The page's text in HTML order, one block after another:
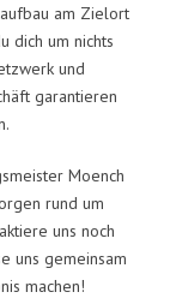
am Zielort
dich um nichts
und
garantieren
Moench
rund um
uns noch
uns gemeinsam
machen!